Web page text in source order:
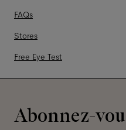
FAQs
Stores
Free Eye Test
Abonnez-